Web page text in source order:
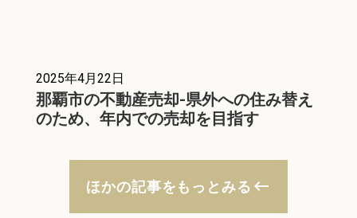
2025年4月22日
那覇市の不動産売却-県外への住み替え
のため、年内での売却を目指す
ほかの記事をもっとみる keyboard_backspace